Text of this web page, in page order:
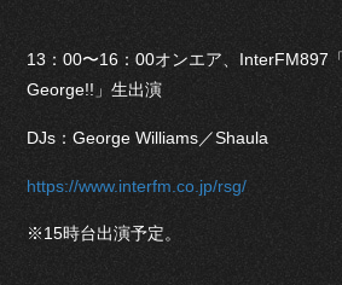
13：00〜16：00オンエア、InterFM897
George!!」生出演
DJs：George Williams／Shaula
https://www.interfm.co.jp/rsg/
※15時台出演予定。